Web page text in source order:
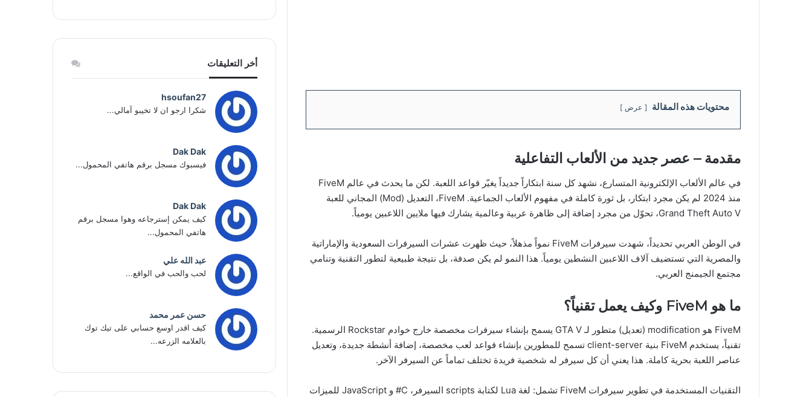
محتويات هذه المقالة عرض
مقدمة – عصر جديد من الألعاب التفاعلية
في عالم الألعاب الإلكترونية المتسارع، نشهد كل سنة ابتكاراً جديداً يغيّر قواعد اللعبة. لكن ما يحدث في عالم FiveM
منذ 2024 لم يكن مجرد ابتكار، بل ثورة كاملة في مفهوم الألعاب الجماعية. FiveM، التعديل (Mod) المجاني للعبة
Grand Theft Auto V، تحوّل من مجرد إضافة إلى ظاهرة عربية وعالمية يشارك فيها ملايين اللاعبين يومياً.
في الوطن العربي تحديداً، شهدت سيرفرات FiveM نمواً مذهلاً، حيث ظهرت عشرات السيرفرات السعودية والإماراتية
والمصرية التي تستضيف آلاف اللاعبين النشطين يومياً. هذا النمو لم يكن صدفة، بل نتيجة طبيعية لتطور التقنية وتنامي
مجتمع الجيمنج العربي.
ما هو FiveM وكيف يعمل تقنياً؟
FiveM هو modification (تعديل) متطور لـ GTA V يسمح بإنشاء سيرفرات مخصصة خارج خوادم Rockstar الرسمية.
تقنياً، يستخدم FiveM بنية client-server تسمح للمطورين بإنشاء قواعد لعب مخصصة، إضافة أنشطة جديدة، وتعديل
عناصر اللعبة بحرية كاملة. هذا يعني أن كل سيرفر له شخصية فريدة تختلف تماماً عن السيرفر الآخر.
التقنيات المستخدمة في تطوير سيرفرات FiveM تشمل: لغة Lua لكتابة scripts السيرفر، C# و JavaScript للميزات
أخر التعليقات
hsoufan27
شكرا ارجو ان لا تخيبو آمالي...
Dak Dak
فيسبوك مسجل برقم هاتفي المحمول...
Dak Dak
كيف يمكن إسترجاعه وهوا مسجل برقم
هاتفي المحمول...
عبد الله علي
لحب والحب في الواقع...
حسن عمر محمد
كيف اقدر اوسع حسابي على تيك توك
بالعلامه الزرعه...